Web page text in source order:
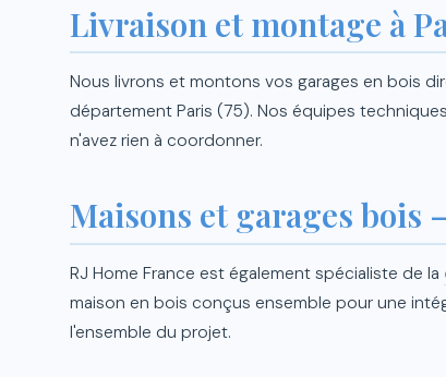
Livraison et montage à
Nous livrons et montons vos garages en bois
département Paris (75). Nos équipes
n'avez rien à coordonner.
Maisons et garages
RJ Home France est également spécialiste de la
maison en bois conçus ensemble pour une
l'ensemble du projet.